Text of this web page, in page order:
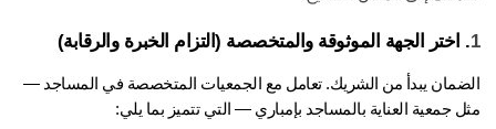
اختر الجهة الموثوقة والمتخصصة (التزام الخبرة والرقابة)
الضمان يبدأ من الشريك. تعامل مع الجمعيات المتخصصة في المساجد —
جمعية العناية بالمساجد بإمباري — التي تتميز بما يلي: